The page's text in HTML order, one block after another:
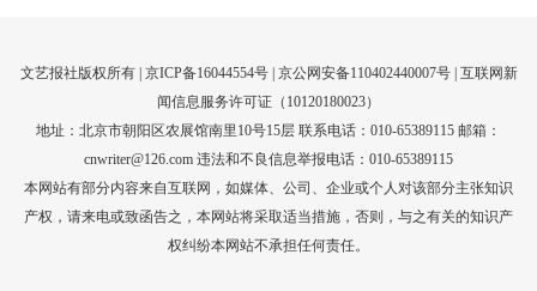
文艺报社版权所有 | 京ICP备16044554号| 京公网安备110402440007号 | 互联网新
闻信息服务许可证（10120180023）
地址：北京市朝阳区农展馆南里10号15层 联系电话：010-65389115 邮箱：
cnwriter@126.com 违法和不良信息举报电话：010-65389115
本网站有部分内容来自互联网，如媒体、公司、企业或个人对该部分主张知识
产权，请来电或致函告之，本网站将采取适当措施，否则，与之有关的知识产
权纠纷本网站不承担任何责任。